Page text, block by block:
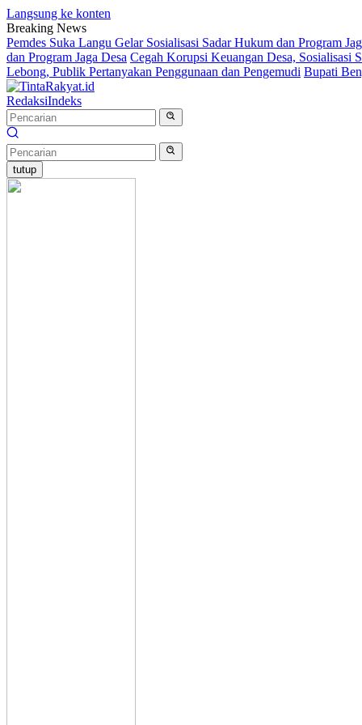
Langsung ke konten
Breaking News
Pemdes Suka Langu Gelar Sosialisasi Sadar Hukum dan Program
dan Program Jaga Desa Cegah Korupsi Keuangan Desa, Sosialisasi
Lebong, Publik Pertanyakan Penggunaan dan Pengemudi Bupati
RedaksiIndeks
tutup